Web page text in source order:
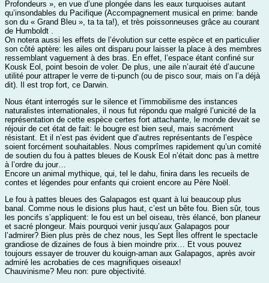
Profondeurs », en vue d’une plongée dans les eaux turquoises autant
qu’insondables du Pacifique (Accompagnement musical en prime: bande
son du « Grand Bleu », ta ta ta!), et très poissonneuses grâce au courant
de Humboldt .
On notera aussi les effets de l’évolution sur cette espèce et en particulier
son côté aptère: les ailes ont disparu pour laisser la place à des membres
ressemblant vaguement à des bras. En effet, l’espace étant confiné sur
Kousk Eol, point besoin de voler. De plus, une aile n’aurait été d’aucune
utilité pour attraper le verre de ti-punch (ou de pisco sour, mais on l’a déjà
dit). Il est trop fort, ce Darwin.
Nous étant interrogés sur le silence et l’immobilisme des instances
naturalistes internationales, il nous fut répondu que malgré l’unicité de la
représentation de cette espèce certes fort attachante, le monde devait se
réjouir de cet état de fait: le bougre est bien seul, mais sacrément
résistant. Et il n’est pas évident que d’autres représentants de l’espèce
soient forcément souhaitables. Nous comprîmes rapidement qu’un comité
de soutien du fou à pattes bleues de Kousk Eol n’était donc pas à mettre
à l’ordre du jour…
Encore un animal mythique, qui, tel le dahu, finira dans les recueils de
contes et légendes pour enfants qui croient encore au Père Noël.
Le fou à pattes bleues des Galapagos est quant à lui beaucoup plus
banal. Comme nous le disions plus haut, c’est un bête fou. Bien sûr, tous
les poncifs s’appliquent: le fou est un bel oiseau, très élancé, bon planeur
et sacré plongeur. Mais pourquoi venir jusqu’aux Galapagos pour
l’admirer? Bien plus près de chez nous, les Sept Îles offrent le spectacle
grandiose de dizaines de fous à bien moindre prix… Et vous pouvez
toujours essayer de trouver du kouign-aman aux Galapagos, après avoir
admiré les acrobaties de ces magnifiques oiseaux!
Chauvinisme? Meu non: pure objectivité.